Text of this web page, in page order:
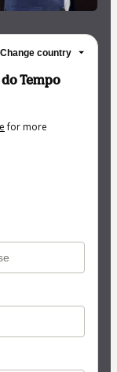
Change country
Tempo
for more